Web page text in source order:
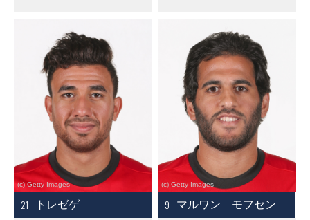
21 トレゼゲ 9 マルワン モフセン